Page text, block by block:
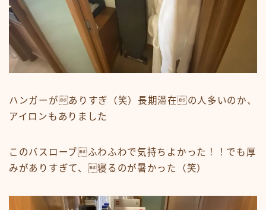
ハンガーがありすぎ（笑）長期滞在の人多いのか、
アイロンもありました
このバスローブふわふわで気持ちよかった！！でも厚
みがありすぎて、寝るのが暑かった（笑）